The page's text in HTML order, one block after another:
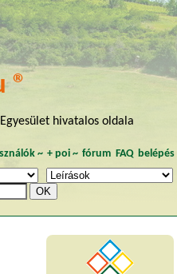
®
hivatalos oldala
~ + poi~ fórum FAQ belépés